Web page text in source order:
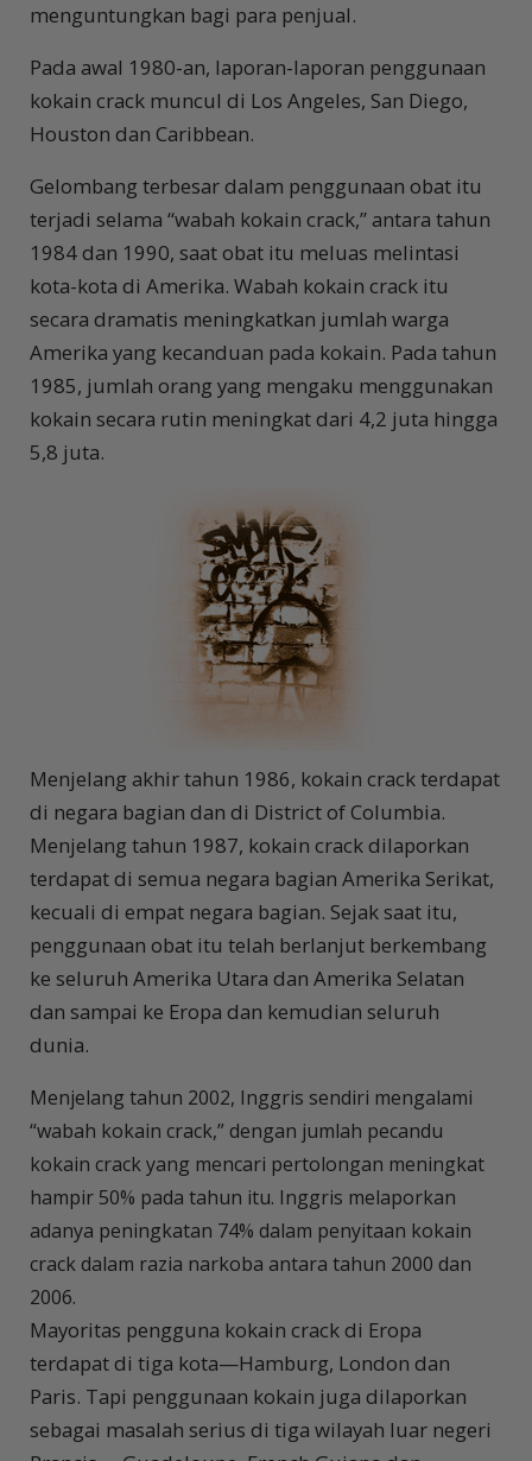
menguntungkan bagi para penjual.
Pada awal 1980-an, laporan-laporan penggunaan
kokain crack muncul di Los Angeles, San Diego,
Houston dan Caribbean.
Gelombang terbesar dalam penggunaan obat itu
terjadi selama “wabah kokain crack,” antara tahun
1984 dan 1990, saat obat itu meluas melintasi
kota-kota di Amerika. Wabah kokain crack itu
secara dramatis meningkatkan jumlah warga
Amerika yang kecanduan pada kokain. Pada tahun
1985, jumlah orang yang mengaku menggunakan
kokain secara rutin meningkat dari 4,2 juta hingga
5,8 juta.
Menjelang akhir tahun 1986, kokain crack terdapat
di negara bagian dan di District of Columbia.
Menjelang tahun 1987, kokain crack dilaporkan
terdapat di semua negara bagian Amerika Serikat,
kecuali di empat negara bagian. Sejak saat itu,
penggunaan obat itu telah berlanjut berkembang
ke seluruh Amerika Utara dan Amerika Selatan
dan sampai ke Eropa dan kemudian seluruh
dunia.
Menjelang tahun 2002, Inggris sendiri mengalami
“wabah kokain crack,” dengan jumlah pecandu
kokain crack yang mencari pertolongan meningkat
hampir 50% pada tahun itu. Inggris melaporkan
adanya peningkatan 74% dalam penyitaan kokain
crack dalam razia narkoba antara tahun 2000 dan
2006.
Mayoritas pengguna kokain crack di Eropa
terdapat di tiga kota—Hamburg, London dan
Paris. Tapi penggunaan kokain juga dilaporkan
sebagai masalah serius di tiga wilayah luar negeri